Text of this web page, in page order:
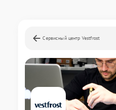
Сервисный центр Vestfrost